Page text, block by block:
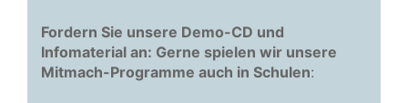
Fordern Sie unsere Demo-CD und
Infomaterial an: Gerne spielen wir unsere
Mitmach-Programme auch in Schulen: